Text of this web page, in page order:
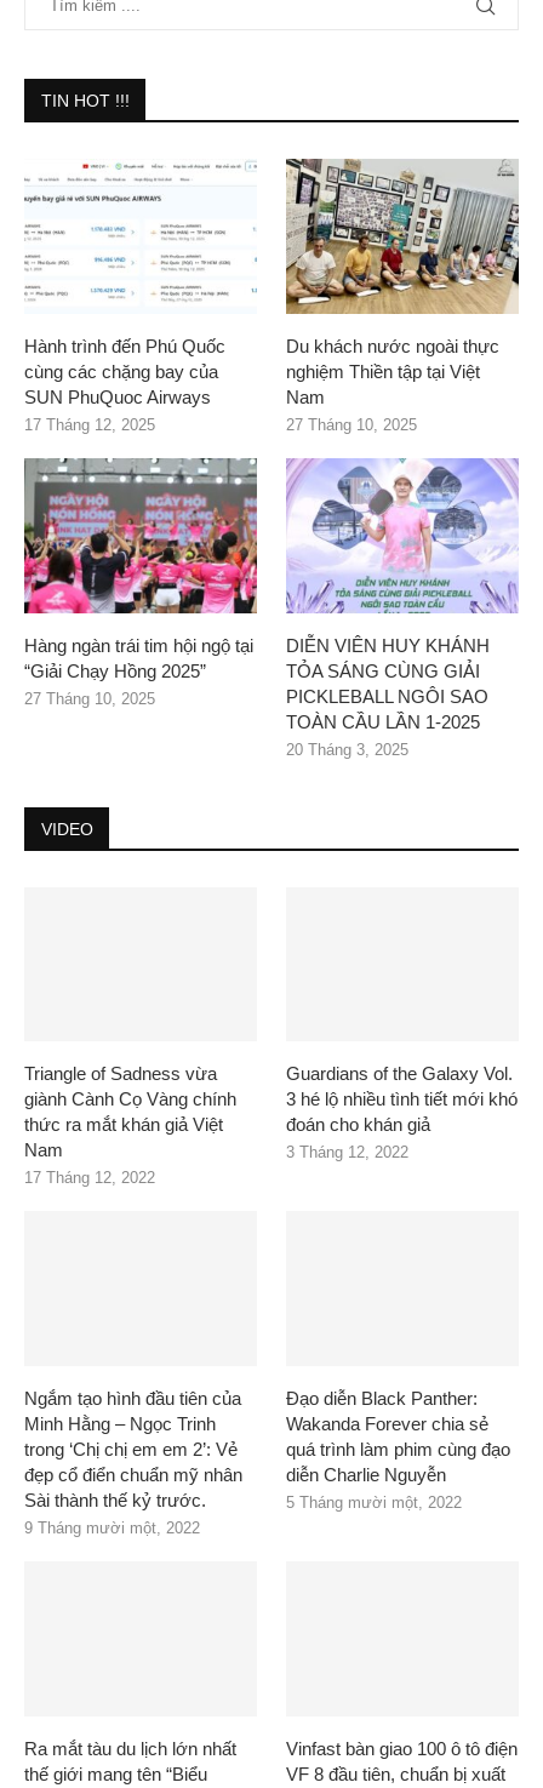
TIN HOT !!!
Hành trình đến Phú Quốc
cùng các chặng bay của
SUN PhuQuoc Airways
17 Tháng 12, 2025
Du khách nước ngoài thực
nghiệm Thiền tập tại Việt
Nam
27 Tháng 10, 2025
Hàng ngàn trái tim hội ngộ tại
“Giải Chạy Hồng 2025”
27 Tháng 10, 2025
DIỄN VIÊN HUY KHÁNH
TỎA SÁNG CÙNG GIẢI
PICKLEBALL NGÔI SAO
TOÀN CẦU LẦN 1-2025
20 Tháng 3, 2025
VIDEO
Triangle of Sadness vừa
giành Cành Cọ Vàng chính
thức ra mắt khán giả Việt
Nam
17 Tháng 12, 2022
Guardians of the Galaxy Vol.
3 hé lộ nhiều tình tiết mới khó
đoán cho khán giả
3 Tháng 12, 2022
Ngắm tạo hình đầu tiên của
Minh Hằng – Ngọc Trinh
trong ‘Chị chị em em 2’: Vẻ
đẹp cổ điển chuẩn mỹ nhân
Sài thành thế kỷ trước.
9 Tháng mười một, 2022
Đạo diễn Black Panther:
Wakanda Forever chia sẻ
quá trình làm phim cùng đạo
diễn Charlie Nguyễn
5 Tháng mười một, 2022
Ra mắt tàu du lịch lớn nhất
thế giới mang tên “Biểu
Vinfast bàn giao 100 ô tô điện
VF 8 đầu tiên, chuẩn bị xuất